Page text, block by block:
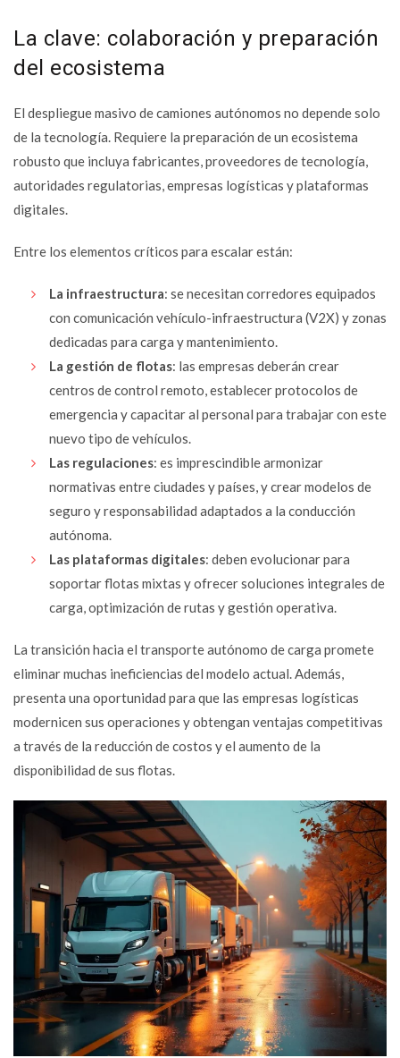
La clave: colaboración y preparación
del ecosistema
El despliegue masivo de camiones autónomos no depende solo
de la tecnología. Requiere la preparación de un ecosistema
robusto que incluya fabricantes, proveedores de tecnología,
autoridades regulatorias, empresas logísticas y plataformas
digitales.
Entre los elementos críticos para escalar están:
La infraestructura: se necesitan corredores equipados
con comunicación vehículo-infraestructura (V2X) y zonas
dedicadas para carga y mantenimiento.
La gestión de flotas: las empresas deberán crear
centros de control remoto, establecer protocolos de
emergencia y capacitar al personal para trabajar con este
nuevo tipo de vehículos.
Las regulaciones: es imprescindible armonizar
normativas entre ciudades y países, y crear modelos de
seguro y responsabilidad adaptados a la conducción
autónoma.
Las plataformas digitales: deben evolucionar para
soportar flotas mixtas y ofrecer soluciones integrales de
carga, optimización de rutas y gestión operativa.
La transición hacia el transporte autónomo de carga promete
eliminar muchas ineficiencias del modelo actual. Además,
presenta una oportunidad para que las empresas logísticas
modernicen sus operaciones y obtengan ventajas competitivas
a través de la reducción de costos y el aumento de la
disponibilidad de sus flotas.